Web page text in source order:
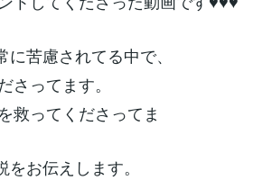
苦慮されてる中で、
ってます。
救ってくださってま
お伝えします。